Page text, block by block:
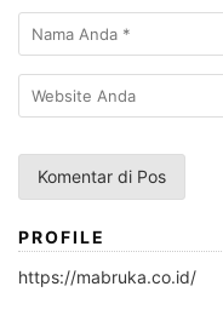
PROFILE
https://mabruka.co.id/